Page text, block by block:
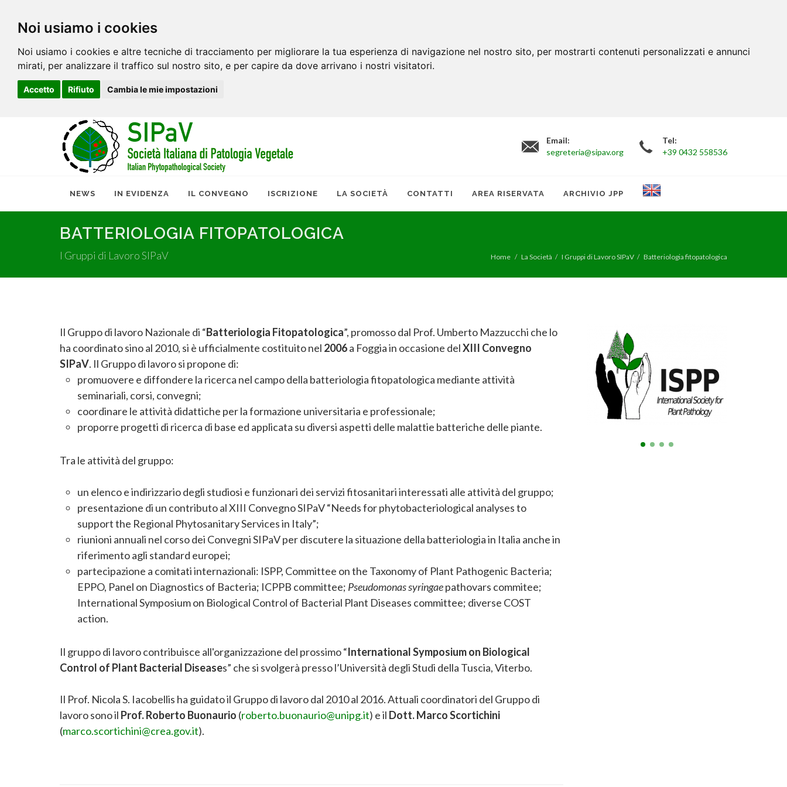
Noi usiamo i cookies
Noi usiamo i cookies e altre tecniche di tracciamento per migliorare la tua esperienza di navigazione nel nostro sito, per mostrarti contenuti personalizzati e annunci
mirati, per analizzare il traffico sul nostro sito, e per capire da dove arrivano i nostri visitatori.
Accetto Rifiuto Cambia le mie impostazioni
Email:
segreteria@sipav.org
Tel:
+39 0432 558536
NEWS IN EVIDENZA IL CONVEGNO ISCRIZIONE LA SOCIETÀ CONTATTI AREA RISERVATA ARCHIVIO JPP
BATTERIOLOGIA FITOPATOLOGICA
I Gruppi di Lavoro SIPaV Home La Società I Gruppi di Lavoro SIPaV Batteriologia fitopatologica
Il Gruppo di lavoro Nazionale di “Batteriologia Fitopatologica”, promosso dal Prof. Umberto Mazzucchi che lo
ha coordinato sino al 2010, si è ufficialmente costituito nel 2006a Foggia in occasione delXIII Convegno
SIPaV. Il Gruppo di lavoro si propone di:
promuovere e diffondere la ricerca nel campo della batteriologia fitopatologica mediante attività
seminariali, corsi, convegni;
coordinare le attività didattiche per la formazione universitaria e professionale;
proporre progetti di ricerca di base ed applicata su diversi aspetti delle malattie batteriche delle piante.
Tra le attività del gruppo:
un elenco e indirizzario degli studiosi e funzionari dei servizi fitosanitari interessati alle attività del gruppo;
presentazione di un contributo al XIII Convegno SIPaV “Needs for phytobacteriological analyses to
support the Regional Phytosanitary Services in Italy”;
riunioni annuali nel corso dei Convegni SIPaV per discutere la situazione della batteriologia in Italia anche in
riferimento agli standard europei;
partecipazione a comitati internazionali: ISPP, Committee on the Taxonomy of Plant Pathogenic Bacteria;
EPPO, Panel on Diagnostics of Bacteria; ICPPB committee; Pseudomonas syringaepathovars commitee;
International Symposium on Biological Control of Bacterial Plant Diseases committee; diverse COST
action.
Il gruppo di lavoro contribuisce all'organizzazione del prossimo “International Symposium on Biological
Control of Plant Bacterial Diseases” che si svolgerà presso l’Università degli Studi della Tuscia, Viterbo.
Il Prof. Nicola S. Iacobellis ha guidato il Gruppo di lavoro dal 2010 al 2016. Attuali coordinatori del Gruppo di
lavoro sono il Prof. Roberto Buonaurio (roberto.buonaurio@unipg.it) e il Dott. Marco Scortichini
(marco.scortichini@crea.gov.it).